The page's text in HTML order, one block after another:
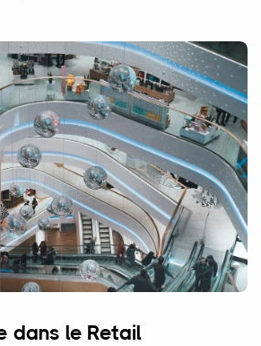
dans le Retail